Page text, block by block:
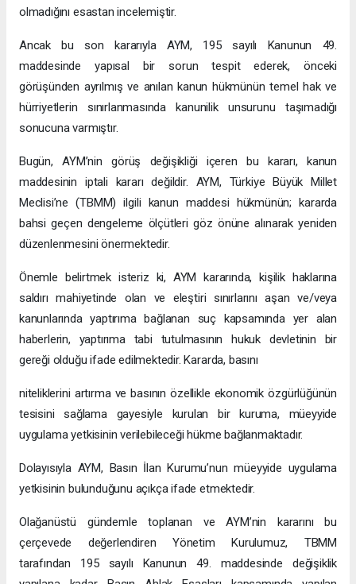
olmadığını esastan incelemiştir.
Ancak bu son kararıyla AYM, 195 sayılı Kanunun 49.
maddesinde yapısal bir sorun tespit ederek, önceki
görüşünden ayrılmış ve anılan kanun hükmünün temel hak ve
hürriyetlerin sınırlanmasında kanunilik unsurunu taşımadığı
sonucuna varmıştır.
Bugün, AYM’nin görüş değişikliği içeren bu kararı, kanun
maddesinin iptali kararı değildir. AYM, Türkiye Büyük Millet
Meclisi’ne (TBMM) ilgili kanun maddesi hükmünün; kararda
bahsi geçen dengeleme ölçütleri göz önüne alınarak yeniden
düzenlenmesini önermektedir.
Önemle belirtmek isteriz ki, AYM kararında, kişilik haklarına
saldırı mahiyetinde olan ve eleştiri sınırlarını aşan ve/veya
kanunlarında yaptırıma bağlanan suç kapsamında yer alan
haberlerin, yaptırıma tabi tutulmasının hukuk devletinin bir
gereği olduğu ifade edilmektedir. Kararda, basını
niteliklerini artırma ve basının özellikle ekonomik özgürlüğünün
tesisini sağlama gayesiyle kurulan bir kuruma, müeyyide
uygulama yetkisinin verilebileceği hükme bağlanmaktadır.
Dolayısıyla AYM, Basın İlan Kurumu’nun müeyyide uygulama
yetkisinin bulunduğunu açıkça ifade etmektedir.
Olağanüstü gündemle toplanan ve AYM’nin kararını bu
çerçevede değerlendiren Yönetim Kurulumuz, TBMM
tarafından 195 sayılı Kanunun 49. maddesinde değişiklik